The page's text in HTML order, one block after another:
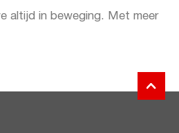
altijd in beweging. Met meer